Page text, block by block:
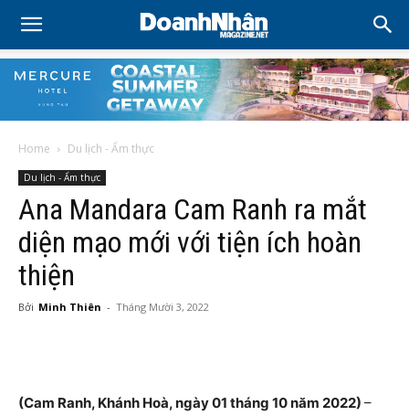
Home Du lịch - Ẩm thực
Du lịch - Ẩm thực
Ana Mandara Cam Ranh ra mắt
diện mạo mới với tiện ích hoàn
thiện
Bởi Minh Thiên - Tháng Mười 3, 2022
(Cam Ranh, Khánh Hoà, ngày 01 tháng 10 năm 2022) –